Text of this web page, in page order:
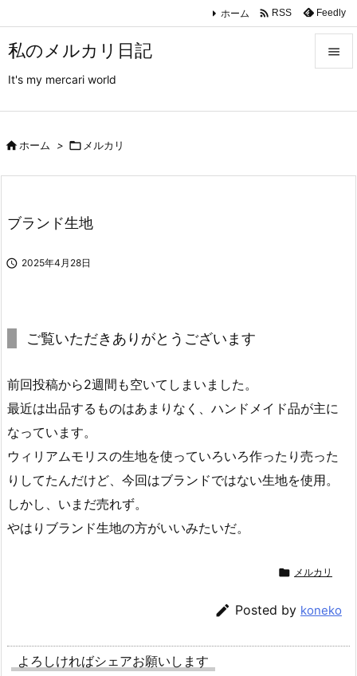
私のメルカリ日記
It's my mercari world

ホーム  RSS Feedly
ホーム >  メルカリ
ブランド生地
 2025年4月28日
ご覧いただきありがとうございます
前回投稿から2週間も空いてしまいました。
最近は出品するものはあまりなく、ハンドメイド品が主に
なっています。
ウィリアムモリスの生地を使っていろいろ作ったり売った
りしてたんだけど、今回はブランドではない生地を使用。
しかし、いまだ売れず。
やはりブランド生地の方がいいみたいだ。
 メルカリ
 Posted by koneko
よろしければシェアお願いします